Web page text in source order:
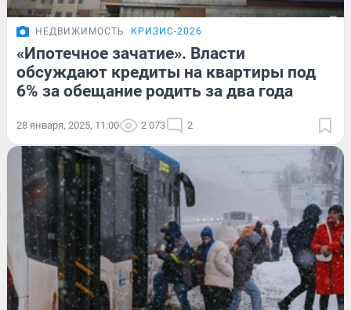
НЕДВИЖИМОСТЬ КРИЗИС-2026
«Ипотечное зачатие». Власти
обсуждают кредиты на квартиры под
6% за обещание родить за два года
28 января, 2025, 11:00 2 073 2